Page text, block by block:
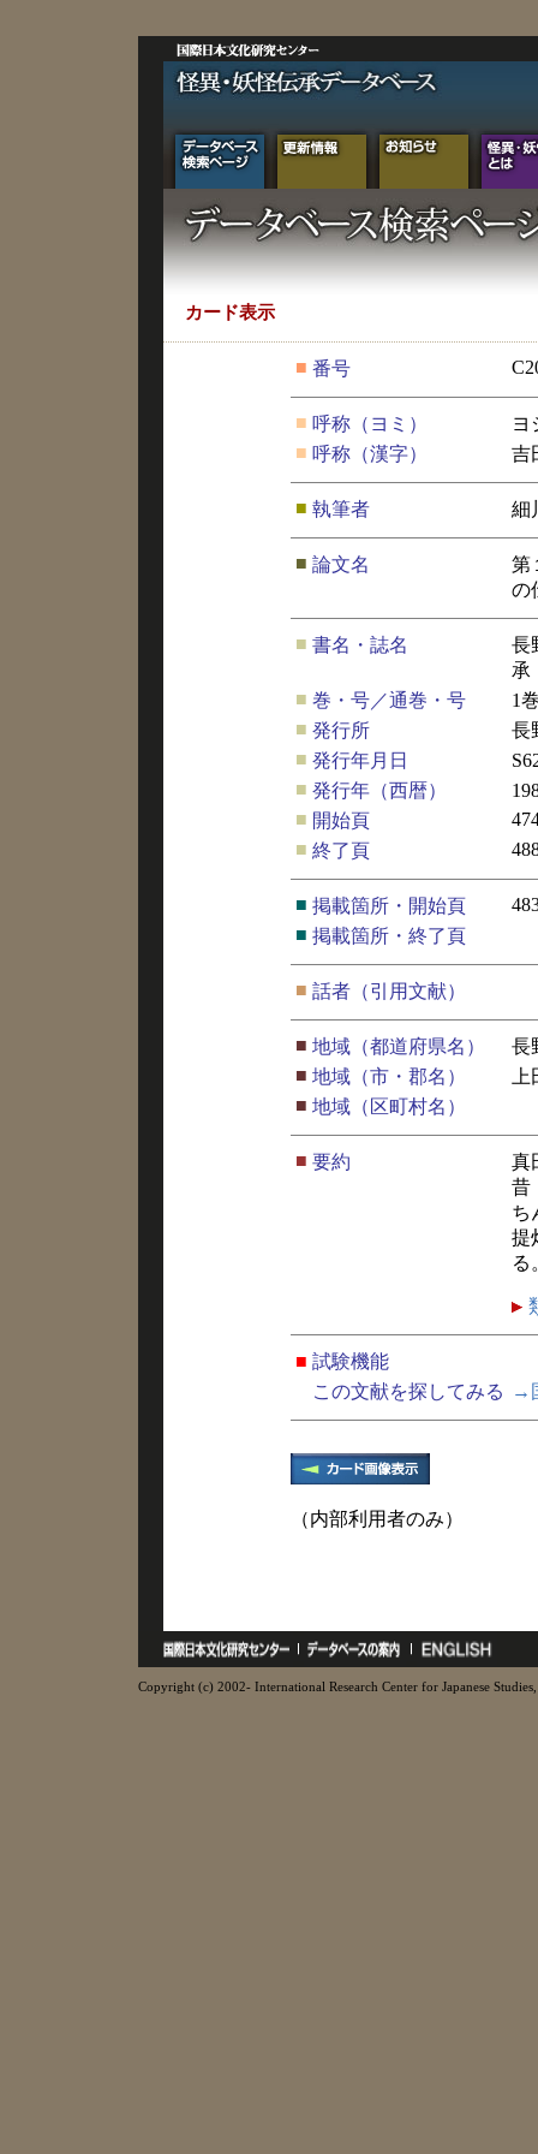
カード表示
■ 番号
■ 呼称（ヨミ）
ヨ
■ 呼称（漢字） 吉
■ 執筆者 細
■ 論文名
第
の
■ 書名・誌名
長
承
■ 巻・号／通巻・号
1
■ 発行所
長
■ 発行年月日
■ 発行年（西暦）
■ 開始頁
■ 終了頁
■ 掲載箇所・開始頁
■ 掲載箇所・終了頁
■ 話者（引用文献）
■ 地域（都道府県名）
長
■ 地域（市・郡名）
■ 地域（区町村名）
■ 要約
真
昔
ち
提
る
■ 試験機能
この文献を探してみる
→
（内部利用者のみ）
Copyright (c) 2002- International Research Center for Japanese